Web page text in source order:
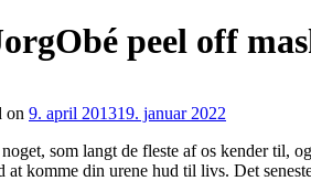
peel off
on 9. april 201319. januar 2022
som langt de fleste af os kender til,
komme din urene hud til livs. Det